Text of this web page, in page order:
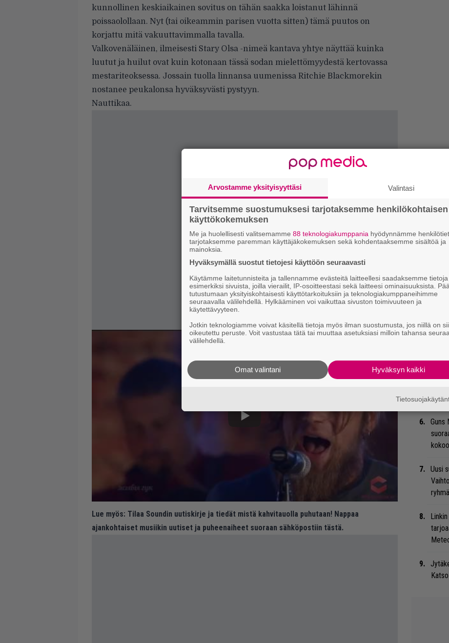
kunnollinen keskiaikainen sovitus on tähän saakka loistanut lähinnä
poissaolollaan. Nyt (tai oikeammin parisen vuotta sitten) tämä puutos on
korjattu mitä vakuuttavimmalla tavalla.
Valkovenäläinen, ilmeisesti Stary Olsa -nimeä kantava yhtye näyttää kuinka
luutut ja huilut ovat kuin kotonaan tässä sodan mielettömyydestä kertovassa
mestariteoksessa. Jossain tuolla linnansa uumenissa Ritchie Blackmorekin
nostanee peukalonsa hyväksyvästi pystyyn.
Nauttikaa.
Lue myös: Tilaa Soundin uutiskirje ja tiedät mistä kahvitauolla puhutaan! Nappaa
ajankohtaiset musiikin uutiset ja puheenaiheet suoraan sähköpostiin tästä.
Se
tulee
Guns
Uusi
Arvostamme yksityisyyttäsi Valintasi
Tarvitsemme suostumuksesi tarjotaksemme henkilökohtaisen
käyttökokemuksen
Me ja huolellisesti valitsemamme 88 teknologiakumppania hyödynnämme
tarjotaksemme paremman käyttäjäkokemuksen sekä kohdentaaksemme sisältöä ja
mainoksia.
Hyväksymällä suostut tietojesi käyttöön seuraavasti
Käytämme laitetunnisteita ja tallennamme evästeitä laitteellesi saadaksemme tietoja
esimerkiksi sivuista, joilla vierailit, IP-osoitteestasi sekä laitteesi ominaisuuksista.
tutustumaan yksityiskohtaisesti käyttötarkoituksiin ja teknologiakumppaneihimme
seuraavalla välilehdellä. Hylkääminen voi vaikuttaa sivuston toimivuuteen ja
käytettävyyteen.
Jotkin teknologiamme voivat käsitellä tietoja myös ilman suostumusta, jos niillä on
oikeutettu peruste. Voit vastustaa tätä tai muuttaa asetuksiasi milloin tahansa
välilehdellä.
Hyväksyn kaikki
Omat valintani